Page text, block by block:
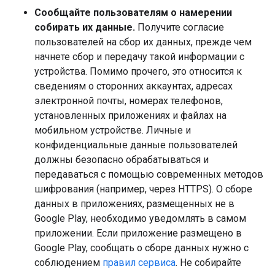
Сообщайте пользователям о намерении
собирать их данные. Получите согласие
пользователей на сбор их данных, прежде чем
начнете сбор и передачу такой информации с
устройства. Помимо прочего, это относится к
сведениям о сторонних аккаунтах, адресах
электронной почты, номерах телефонов,
установленных приложениях и файлах на
мобильном устройстве. Личные и
конфиденциальные данные пользователей
должны безопасно обрабатываться и
передаваться с помощью современных методов
шифрования (например, через HTTPS). О сборе
данных в приложениях, размещенных не в
Google Play, необходимо уведомлять в самом
приложении. Если приложение размещено в
Google Play, сообщать о сборе данных нужно с
соблюдением правил сервиса. Не собирайте